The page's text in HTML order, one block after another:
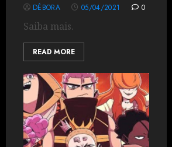
DÉBORA 05/04/2021 0
Saiba mais.
READ MORE